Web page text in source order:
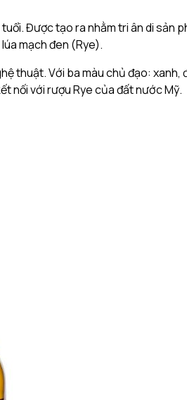
Được tạo ra nhằm tri ân di sản
mạch đen (Rye).
thuật. Với ba màu chủ đạo: xanh,
nối với rượu Rye của đất nước Mỹ.